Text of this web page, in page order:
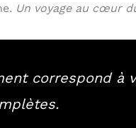
Un voyage au cœur
correspond à